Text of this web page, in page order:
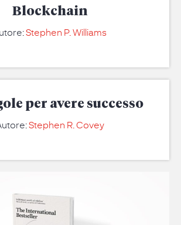
Blockchain
Stephen P. Williams
per avere successo
Stephen R. Covey